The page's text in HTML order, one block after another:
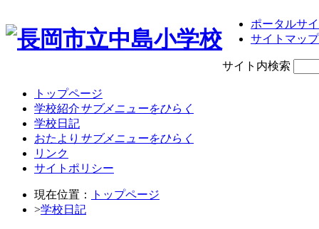
ポータルサ
サイトマップ
サイト内検索
トップページ
学校紹介サブメニューをひらく
学校日記
おたより サブメニューをひらく
リンク
サイトポリシー
現在位置：
トップページ
>学校日記